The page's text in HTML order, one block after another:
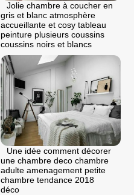
Jolie chambre à coucher en
gris et blanc atmosphère
accueillante et cosy tableau
peinture plusieurs coussins
coussins noirs et blancs
Une idée comment décorer
une chambre deco chambre
adulte amenagement petite
chambre tendance 2018
déco